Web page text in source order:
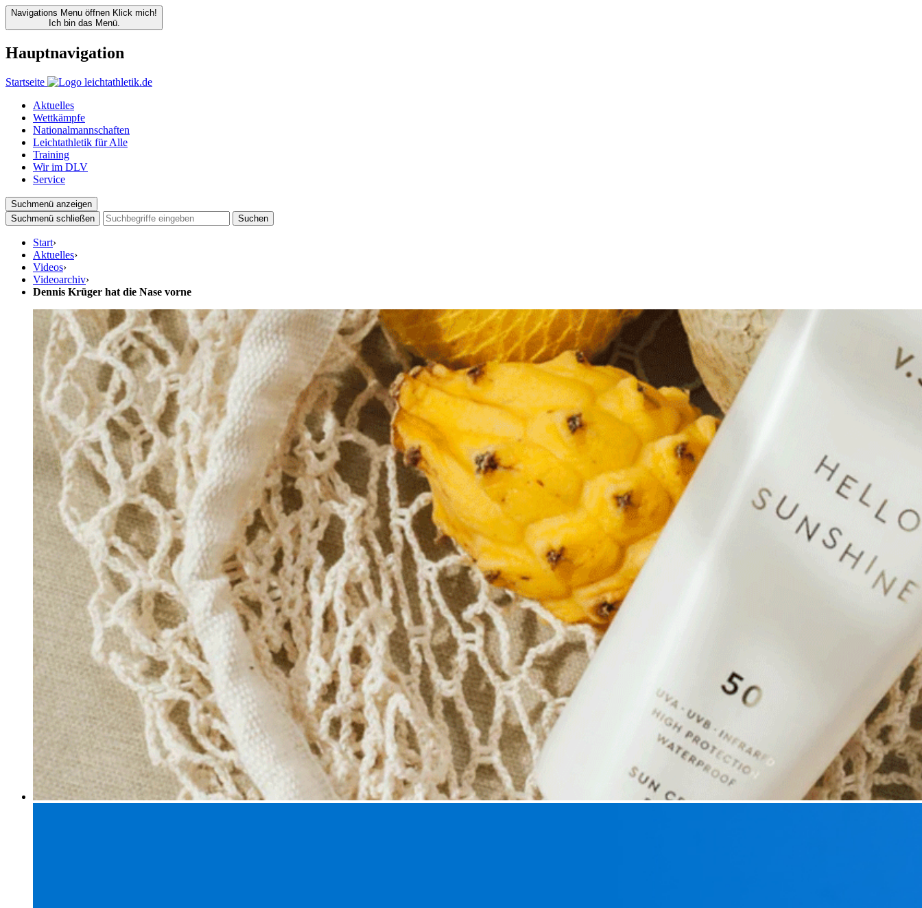
Navigations Menu öffnen Klick mich!
Ich bin das Menü.
Hauptnavigation
Startseite
Aktuelles
Wettkämpfe
Nationalmannschaften
Leichtathletik für Alle
Training
Wir im DLV
Service
Suchmenü anzeigen
Suchmenü schließen
Suchen
Start›
Aktuelles›
Videos›
Videoarchiv›
Dennis Krüger hat die Nase vorne